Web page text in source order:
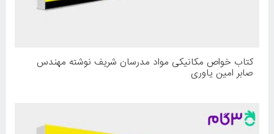
کتاب خواص مکانیکی مواد مدرسان شریف نوشته مهندس
صابر امین یاوری